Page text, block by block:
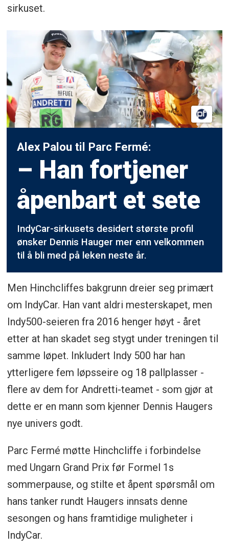
sirkuset.
Alex Palou til Parc Fermé:
– Han fortjener
åpenbart et sete
IndyCar-sirkusets desidert største profil
ønsker Dennis Hauger mer enn velkommen
til å bli med på leken neste år.
Men Hinchcliffes bakgrunn dreier seg primært
om IndyCar. Han vant aldri mesterskapet, men
Indy500-seieren fra 2016 henger høyt - året
etter at han skadet seg stygt under treningen til
samme løpet. Inkludert Indy 500 har han
ytterligere fem løpsseire og 18 pallplasser -
flere av dem for Andretti-teamet - som gjør at
dette er en mann som kjenner Dennis Haugers
nye univers godt.
Parc Fermé møtte Hinchcliffe i forbindelse
med Ungarn Grand Prix før Formel 1s
sommerpause, og stilte et åpent spørsmål om
hans tanker rundt Haugers innsats denne
sesongen og hans framtidige muligheter i
IndyCar.